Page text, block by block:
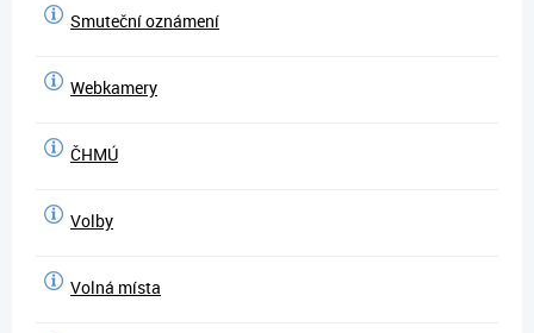
Smuteční oznámení
Webkamery
ČHMÚ
Volby
Volná místa